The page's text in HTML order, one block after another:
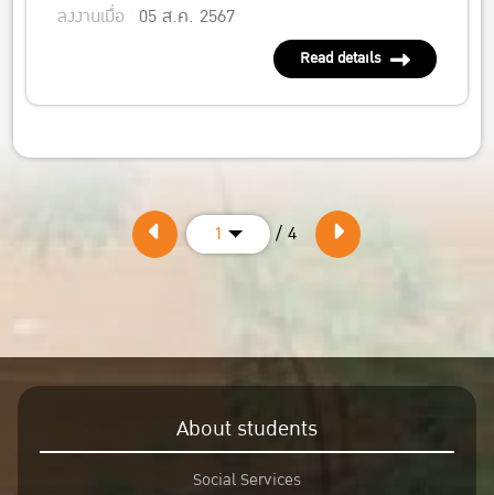
ลงงานเมื่อ 05 ส.ค. 2567
Read details
1 / 4
About students
Social Services